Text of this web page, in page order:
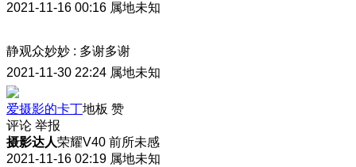
2021-11-16 00:16 属地未知
静观众妙妙 : 多谢多谢
2021-11-30 22:24 属地未知
爱摄影的卡丁地板 赞
评论 举报
摄影达人荣耀V40 前所未感
2021-11-16 02:19 属地未知